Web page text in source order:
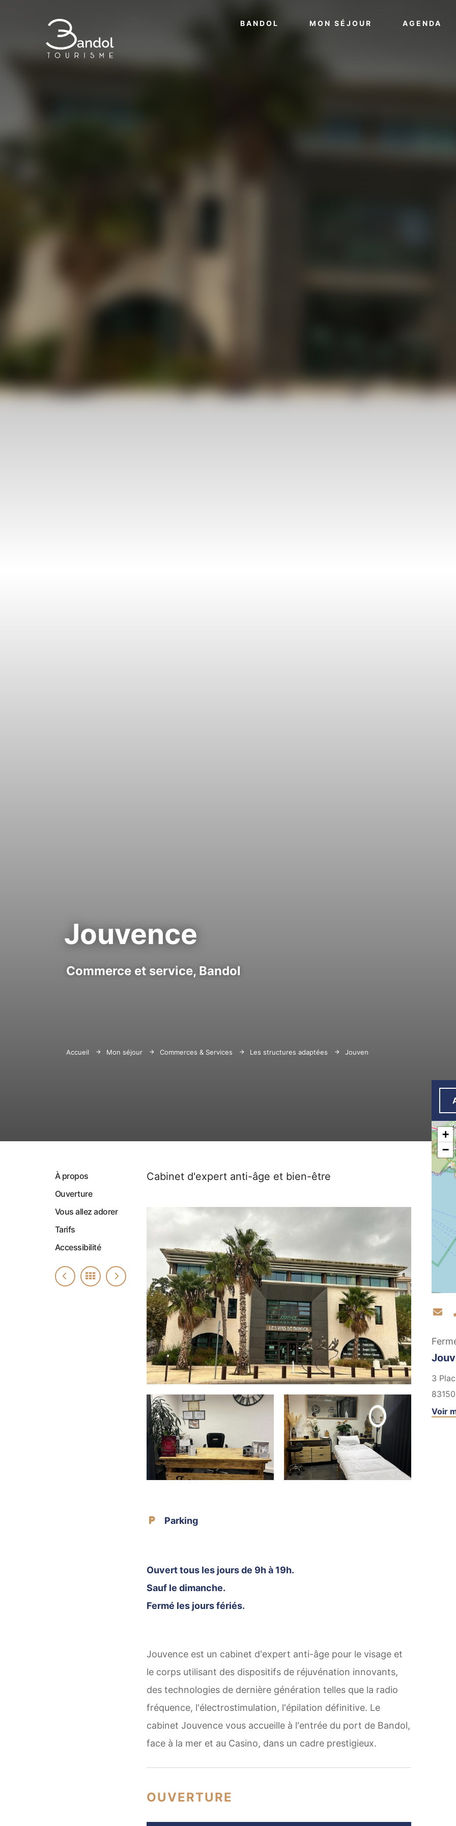
BANDOL VOIR PLUSMON SÉJOUR VOIR PLUSAGENDA
Jouvence
Commerce et service, Bandol
Accueil Mon séjour Commerces & Services Les structures adaptées Jouvence
À propos
Ouverture
Vous allez adorer
Tarifs
Accessibilité
Cabinet d'expert anti-âge et bien-être
Parking
Ouvert tous les jours de 9h à 19h.
Sauf le dimanche.
Fermé les jours fériés.
Jouvence est un cabinet d'expert anti-âge pour le visage et
le corps utilisant des dispositifs de réjuvénation innovants,
des technologies de dernière génération telles que la radio
fréquence, l'électrostimulation, l'épilation définitive. Le
cabinet Jouvence vous accueille à l'entrée du port de Bandol,
face à la mer et au Casino, dans un cadre prestigieux.
OUVERTURE
+
−
3
83150
Voir